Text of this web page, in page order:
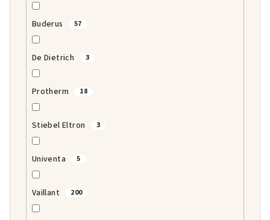
Buderus 57
De Dietrich 3
Protherm 18
Stiebel Eltron 3
Univenta 5
Vaillant 200